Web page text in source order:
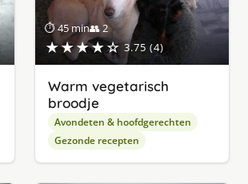
⏱ 45 min👥 2
★★★★☆ 3.75 (4)
Warm vegetarisch
broodje
Avondeten & hoofdgerechten
Gezonde recepten